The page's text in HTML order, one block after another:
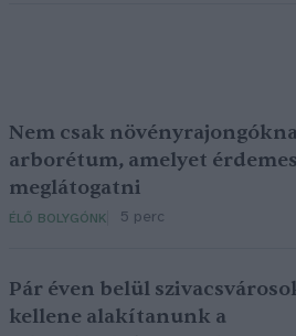
Nem csak
arborétum, amelyet érdemes
meglátogatni
ÉLŐ BOLYGÓNK 5 perc
Pár éven belül
kellene alakítanunk a